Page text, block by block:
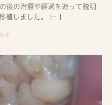
後の治療や経過を追って説明
植しました。 […]
ず